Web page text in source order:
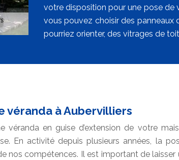
votre disposition pour une pose de
vous pouvez choisir des panneaux
pourriez orienter, des vitrages de
véranda à Aubervilliers
véranda en guise d’extension de votre
En activité depuis plusieurs années, la
nos compétences. Il est important de laisser